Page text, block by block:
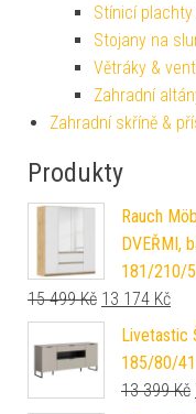
Stínicí
Stojany na
Větráky &
Zahradní
Zahradní skříně &
Produkty
Rauch
DVEŘMI,
181/210/
15 499Kč Původní
13 174 Kč
Livetastic
185/80/
13 399Kč